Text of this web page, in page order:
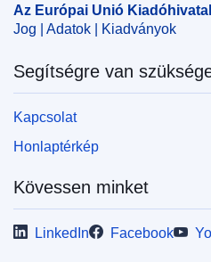
Az Európai Unió
Jog | Adatok | Kiadványok
Segítségre van
Kapcsolat
Honlaptérkép
Kövessen minket
LinkedIn Facebook